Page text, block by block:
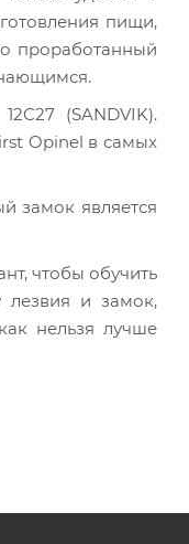
пищи,
проработанный
(SANDVIK).
Opinel в самых
замок является
чтобы обучить
лезвия и замок,
нельзя лучше